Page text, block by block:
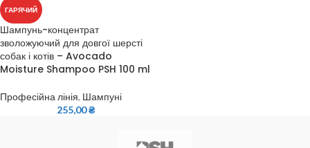
ГАРЯЧИЙ
Шампунь-концентрат
зволожуючий для довгої шерсті
собак і котів – Avocado
Moisture Shampoo PSH 100 ml
Професійна лінія, Шампуні
255,00₴